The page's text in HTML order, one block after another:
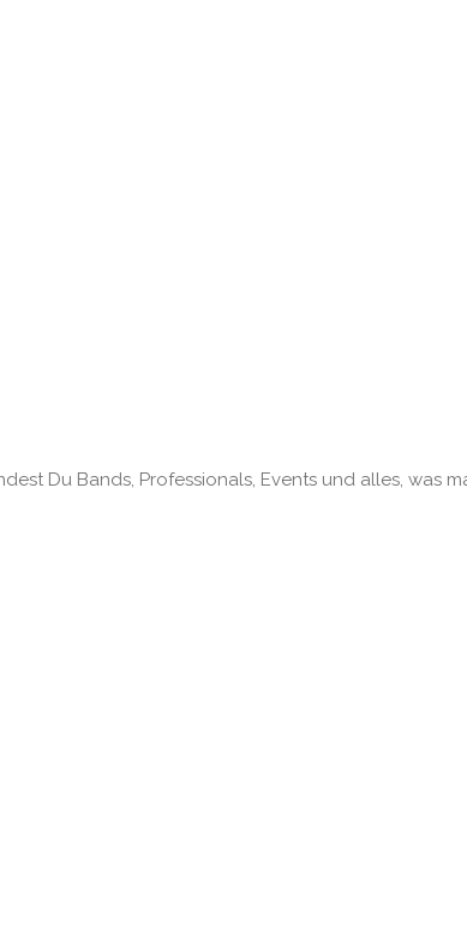
Du Bands, Professionals, Events und alles, was